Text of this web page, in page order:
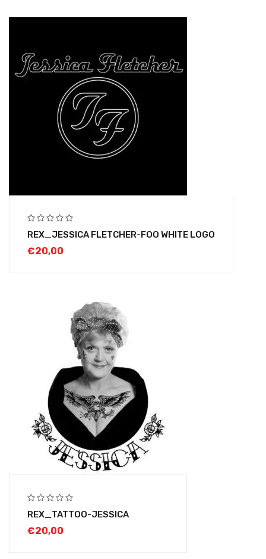
REX_JESSICA FLETCHER-FOO WHITE LOGO
€20,00
REX_TATTOO-JESSICA
€20,00